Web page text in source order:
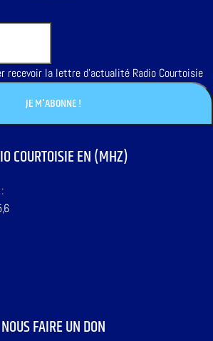
recevoir la lettre d'actualité Radio Courtoisie
COURTOISIE EN (MHZ)
NOUS FAIRE UN DON